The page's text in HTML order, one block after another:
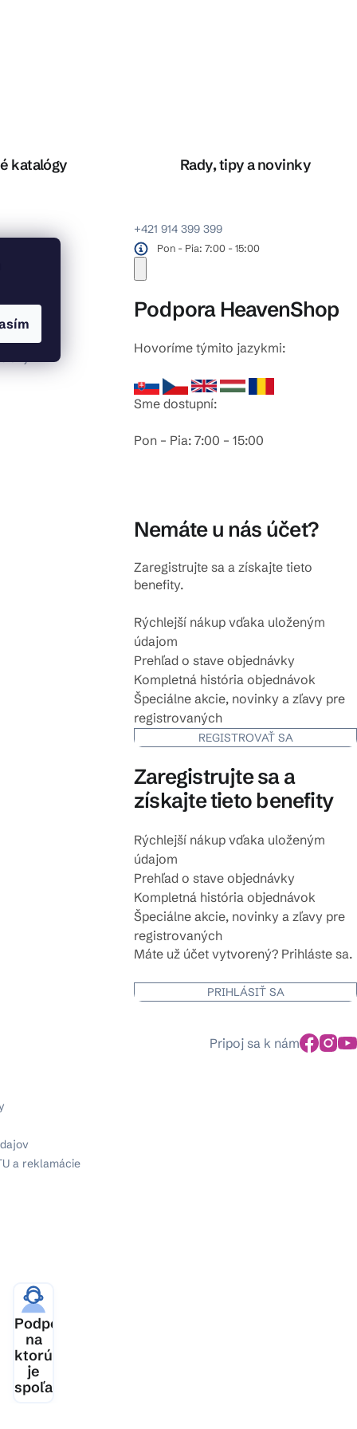
katalógy Rady, tipy a novinky
+421 914 399 399
Pon - Pia: 7:00 - 15:00
Podpora HeavenShop
Hovoríme týmito jazykmi:
Sme dostupní:
Pon – Pia: 7:00 – 15:00
Nemáte u nás účet?
Zaregistrujte sa a získajte tieto
benefity.
Rýchlejší nákup vďaka uloženým
údajom
Prehľad o stave objednávky
Kompletná história objednávok
Špeciálne akcie, novinky a zľavy pre
registrovaných
REGISTROVAŤ SA
Zaregistrujte sa a
získajte tieto benefity
Rýchlejší nákup vďaka uloženým
údajom
Prehľad o stave objednávky
Kompletná história objednávok
Špeciálne akcie, novinky a zľavy pre
registrovaných
Máte už účet vytvorený? Prihláste sa.
PRIHLÁSIŤ SA
a reklamácie
Pripoj sa k nám
Podpora,
na
ktorú
je
spoľahnutie